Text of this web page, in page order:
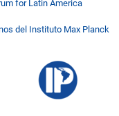
for Latin America
del Instituto Max Planck